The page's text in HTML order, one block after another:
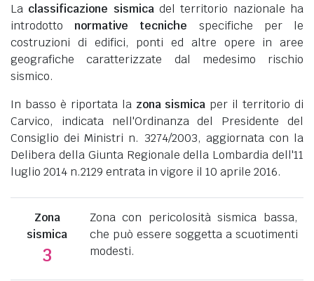
La classificazione sismicadel territorio nazionale ha
introdotto normative tecniche specifiche per le
costruzioni di edifici, ponti ed altre opere in aree
geografiche caratterizzate dal medesimo rischio
sismico.
In basso è riportata la zona sismica per il territorio di
Carvico, indicata nell'Ordinanza del Presidente del
Consiglio dei Ministri n. 3274/2003, aggiornata con la
Delibera della Giunta Regionale della Lombardia dell'11
luglio 2014 n.2129 entrata in vigore il 10 aprile 2016.
Zona
sismica
3
Zona con pericolosità sismica bassa,
che può essere soggetta a scuotimenti
modesti.